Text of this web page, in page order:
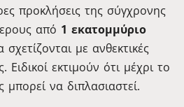
προκλήσεις της σύγχρονης
από 1 εκατομμύριο
σχετίζονται με ανθεκτικές
Ειδικοί εκτιμούν ότι μέχρι το
να διπλασιαστεί.